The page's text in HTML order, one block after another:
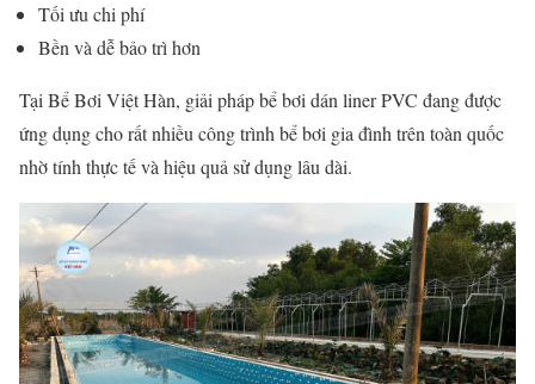
Tối ưu chi phí
Bền và dễ bảo trì hơn
TạiBể Bơi Việt Hàn, giải pháp bể bơi dán liner PVC đang được
ứng dụng cho rất nhiều công trình bể bơi gia đình trên toàn quốc
nhờ tính thực tế và hiệu quả sử dụng lâu dài.